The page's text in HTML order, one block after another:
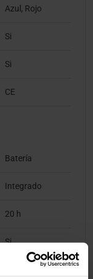
Azul, Rojo
Si
Si
CE
Batería
Integrado
20 h
Si